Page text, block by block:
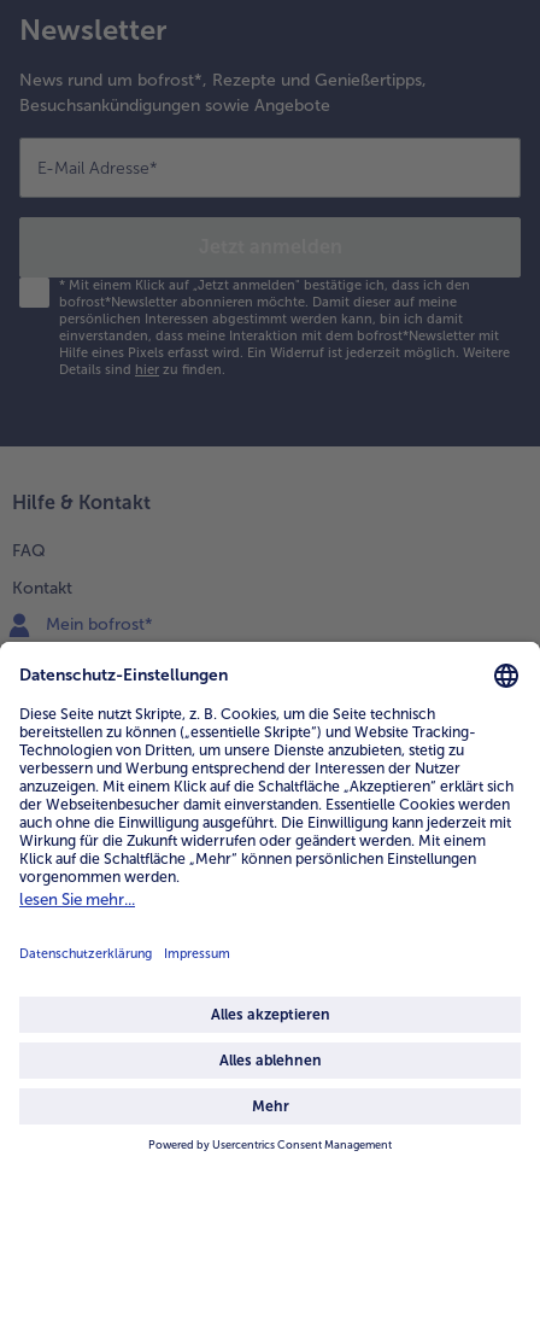
Newsletter
News rund um bofrost*, Rezepte und Genießertipps,
Besuchsankündigungen sowie Angebote
E-Mail Adresse*
* Mit einem Klick auf „Jetzt anmelden" bestätige ich, dass ich den
bofrost*Newsletter abonnieren möchte. Damit dieser auf meine
persönlichen Interessen abgestimmt werden kann, bin ich damit
einverstanden, dass meine Interaktion mit dem bofrost*Newsletter mit
Hilfe eines Pixels erfasst wird. Ein Widerruf ist jederzeit möglich. Weitere
Details sind hier zu finden.
Hilfe & Kontakt
FAQ
Kontakt
Mein bofrost*
0800 - 000 19 18
Mo.-Fr.: 7-21 Uhr Sa: 8-16 Uhr
Service
Unternehmen
Über uns